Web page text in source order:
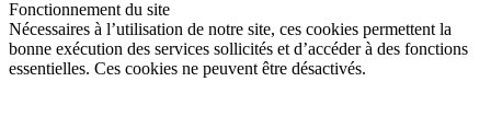
Fonctionnement du site
Nécessaires à l’utilisation de notre site, ces cookies permettent la
bonne exécution des services sollicités et d’accéder à des fonctions
essentielles. Ces cookies ne peuvent être désactivés.